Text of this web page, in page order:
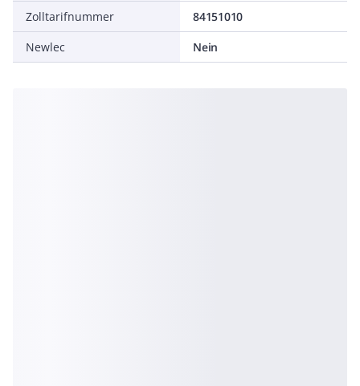
Zolltarifnummer
84151010
Newlec
Nein